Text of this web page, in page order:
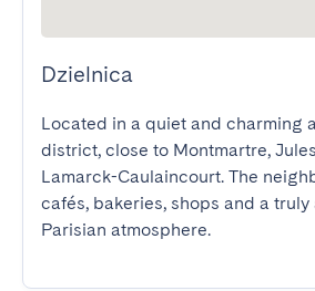
Dzielnica
Located in a quiet and charming
district, close to Montmartre,
Lamarck-Caulaincourt. The
cafés, bakeries, shops and a truly
Parisian atmosphere.